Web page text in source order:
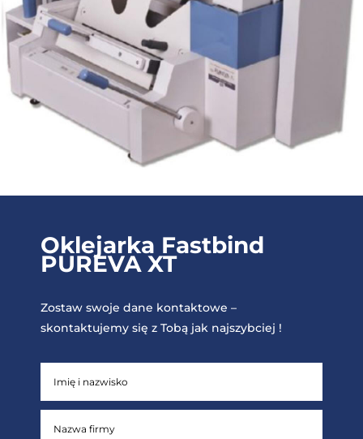
Oklejarka Fastbind
PUREVA XT
Zostaw swoje dane kontaktowe –
skontaktujemy się z Tobą jak najszybciej !